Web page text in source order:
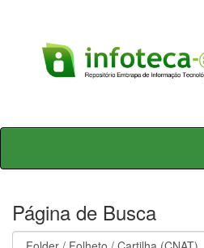
Skip
Página de Busca